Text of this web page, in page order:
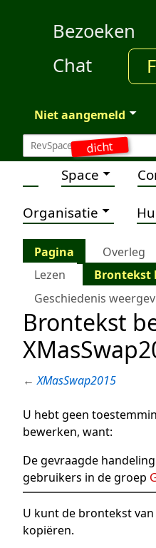
dicht
Bezoeken
Chat
Niet aangemeld
Space
Organisatie
Pagina Overleg
Lezen
Brontekst
Geschiedenis
Brontekst
←XMasSwap2015
U hebt geen
bewerken, want:
De gevraagde
gebruikers in de groep
U kunt de brontekst
kopiëren.